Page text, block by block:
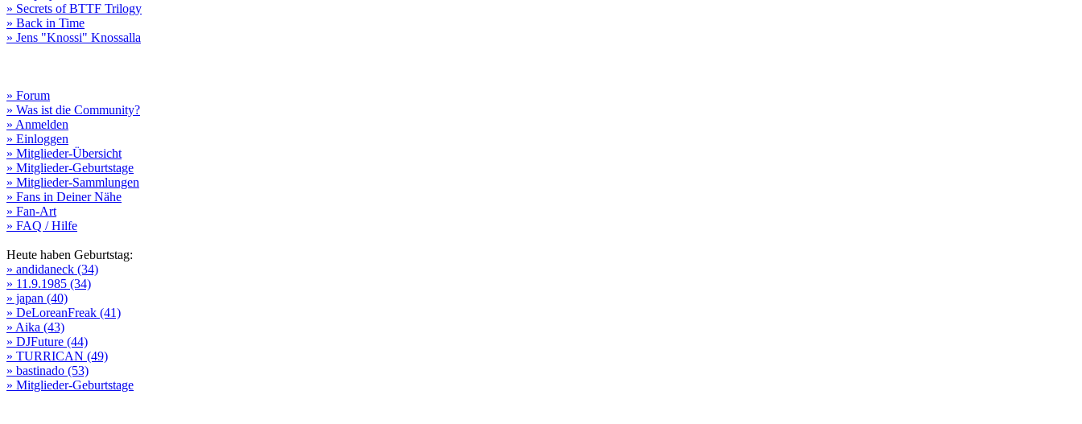
» Secrets of BTTF Trilogy
» Back in Time
» Jens "Knossi" Knossalla
» Forum
» Was ist die Community?
» Anmelden
» Einloggen
» Mitglieder-Übersicht
» Mitglieder-Geburtstage
» Mitglieder-Sammlungen
» Fans in Deiner Nähe
» Fan-Art
» FAQ / Hilfe
Heute haben Geburtstag:
» andidaneck (34)
» 11.9.1985 (34)
» japan (40)
» DeLoreanFreak (41)
» Aika (43)
» DJFuture (44)
» TURRICAN (49)
» bastinado (53)
» Mitglieder-Geburtstage